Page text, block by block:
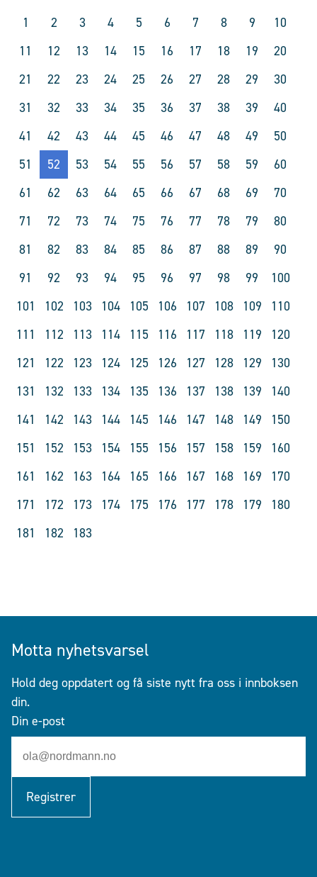
1 2 3 4 5 6 7 8 9
10
11
12 13 14 15 16 17 18 19
20
21
22 23 24 25 26 27 28 29
30
31
32 33 34 35 36 37 38 39
40
41
42 43 44 45 46 47 48 49
50
51
52 53 54 55 56 57 58 59
60
61
62 63 64 65 66 67 68 69
70
71
72 73 74 75 76 77 78 79
80
81
82 83 84 85 86 87 88 89
90
91
92 93 94 95 96 97 98 99
100
101
102 103 104 105 106 107 108 109
110
111
112 113 114 115 116 117 118 119
120
121
122 123 124 125 126 127 128 129
130
131
132 133 134 135 136 137 138 139
140
141
142 143 144 145 146 147 148 149
150
151
152 153 154 155 156 157 158 159
160
161
162 163 164 165 166 167 168 169
170
171
172 173 174 175 176 177 178 179
180
181
182 183
Motta nyhetsvarsel
Hold deg oppdatert og få siste nytt fra oss i innboksen
din.
Din e-post
Registrer